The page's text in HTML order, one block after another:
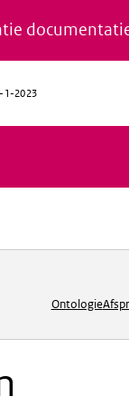
1-2023
Ontologie